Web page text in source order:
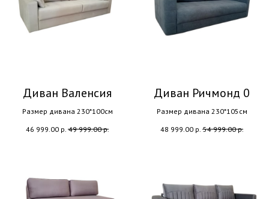
Диван Валенсия
Размер дивана 230*100см
46 999.00 р. 49 999.00 р.
Диван Ричмонд 0
Размер дивана 230*105см
48 999.00 р. 54 999.00 р.